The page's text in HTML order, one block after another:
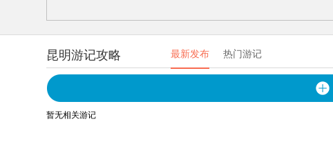
昆明游记攻略 最新发布 热门游记
暂无相关游记